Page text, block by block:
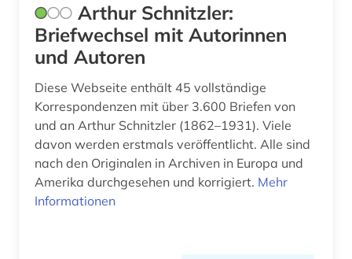
böhmen (2)
daten (1)
debatte (1)
demographie (1)
denkmal (3)
Slowenien (7)
Spanien (5)
Suedasien (1)
Suedosteuropa (1)
Tschechische Republik (12)
Tuerkei (1)
Arthur Schnitzler:
Briefwechsel mit Autorinnen
und Autoren
Diese Webseite enthält 45 vollständige
Korrespondenzen mit über 3.600 Briefen von
und an Arthur Schnitzler (1862–1931). Viele
davon werden erstmals veröffentlicht. Alle sind
nach den Originalen in Archiven in Europa und
Amerika durchgesehen und korrigiert. Mehr
Informationen